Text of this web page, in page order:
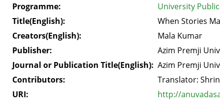
Programme:
University
Title(English):
When Stories
Creators(English):
Mala Kumar
Publisher:
Azim Premji
Journal or Publication Title(English): Azim Premji
Contributors:
Translator:
URI:
http://